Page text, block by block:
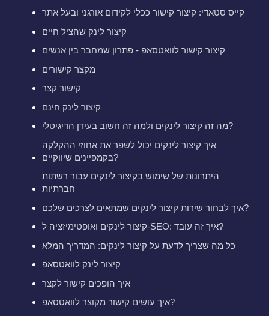
קייס סטאדי: קיצור קישור ככלי לקידום אורגני ובעל אתר
קיצור לינק שהציל חיים
קיצור קישור לוואטסאפ - פתרון שמחבר בין אנשים
מקצר קישורים
קישור קצר
קיצור לינק חינם
מה זה קיצור לינקים ולמה זה חשוב בעידן הדיגיטלי?
איך קיצור לינקים יכול לשפר את אחוזי ההקלקה
בקמפיינים שיווקיים?
היתרונות של שימוש בקיצור לינקים עבור רשתות
חברתיות
איך לבחור שירות קיצור לינקים שמתאים לצרכים שלכם?
קיצור לינקים ואופטימיזציה ל-SEO: איך זה עובד?
כל מה שצריך לדעת על קיצור לינקים: המדריך המלא
קיצור לינק לוואטסאפ
איך הופכים קישור לקצר
איך עושים קישור מקוצר לוואטסאפ?